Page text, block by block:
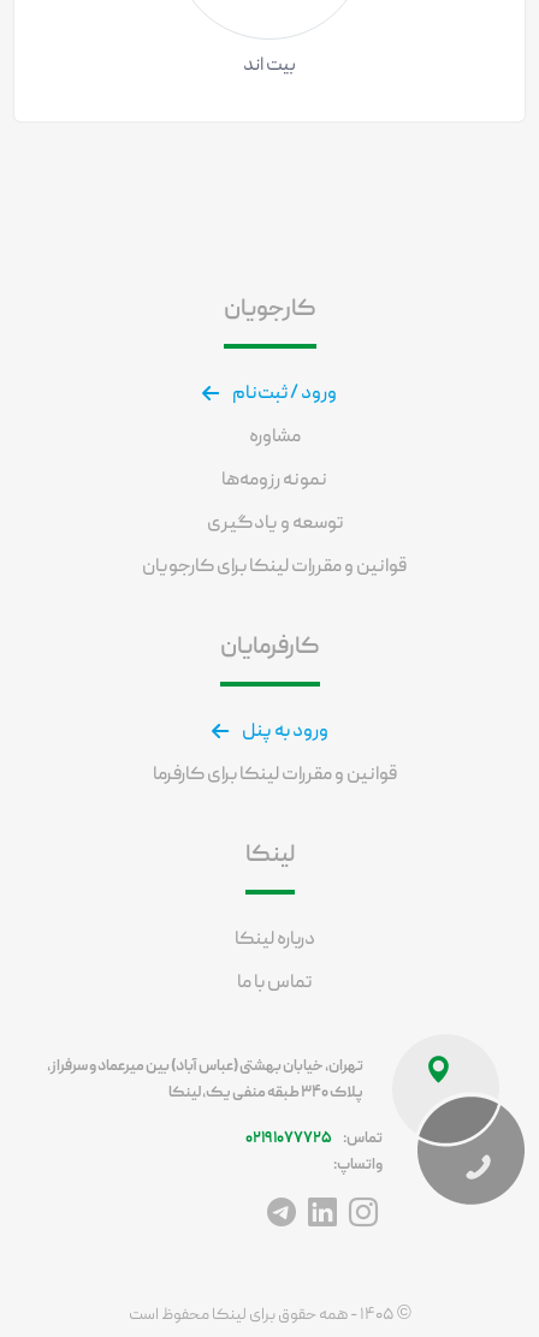
بیت اند
کارجویان
ورود / ثبت‌نام
مشاوره
نمونه رزومه‌ها
توسعه و یادگیری
قوانین و مقررات لینکا برای کارجویان
کارفرمایان
ورود به پنل
قوانین و مقررات لینکا برای کارفرما
لینکا
درباره لینکا
تماس با ما
تهران، خیابان بهشتی (عباس آباد) بین میرعماد و سرفراز،
پلاک ۳۴۰ طبقه منفی یک، لینکا
تماس:
۰۲۱۹۱۰۷۷۷۲۵
واتساپ:
آدرس اینستاگرام
آدرس لینکداین
آدرس تلگرام
©۱۴۰۵ - همه حقوق برای لینکا محفوظ است